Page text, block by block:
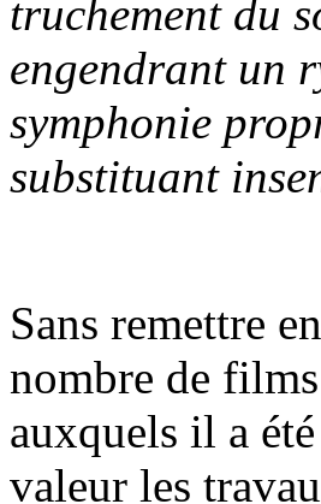
truchement du
engendrant un
symphonie
substituant
Sans remettre
nombre de
auxquels il a
valeur les